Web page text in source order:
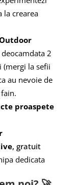
la crearea
2
(mergi la sefii
au nevoie de
proaspete
, gratuit
dedicata